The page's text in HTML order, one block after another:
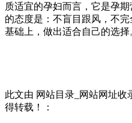
质适宜的孕妇而言，它是孕
的态度是：不盲目跟风，不
基础上，做出适合自己的选择
此文由 网站目录_网站网址
得转载！：